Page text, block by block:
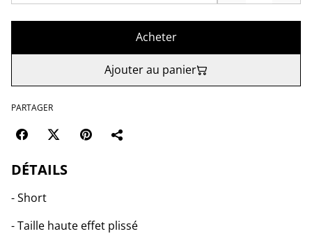
Acheter
Ajouter au panier
PARTAGER
DÉTAILS
- Short
- Taille haute effet plissé